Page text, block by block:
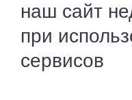
наш сайт
при
сервисов